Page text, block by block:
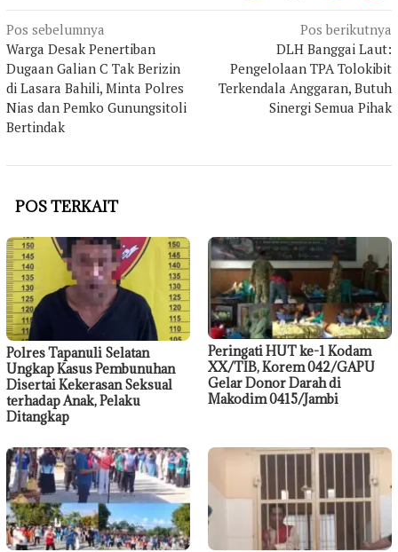
Navigasi
pos
Pos sebelumnya
Warga Desak Penertiban
Dugaan Galian C Tak Berizin
di Lasara Bahili, Minta Polres
Nias dan Pemko Gunungsitoli
Bertindak
Pos berikutnya
DLH Banggai Laut:
Pengelolaan TPA Tolokibit
Terkendala Anggaran, Butuh
Sinergi Semua Pihak
POS TERKAIT
Polres Tapanuli Selatan
Ungkap Kasus Pembunuhan
Disertai Kekerasan Seksual
terhadap Anak, Pelaku
Ditangkap
Peringati HUT ke-1 Kodam
XX/TIB, Korem 042/GAPU
Gelar Donor Darah di
Makodim 0415/Jambi